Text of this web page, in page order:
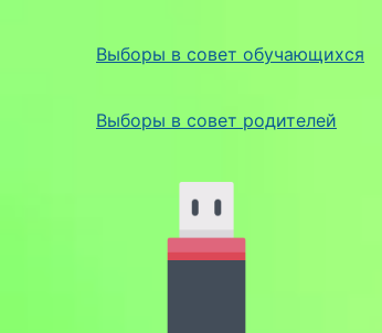
Выборы в совет обучающихся
Выборы в совет родителей